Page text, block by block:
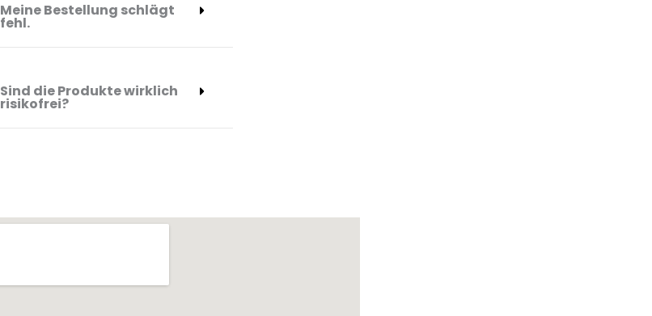
Meine Bestellung schlägt
fehl.
Sind die Produkte wirklich
risikofrei?